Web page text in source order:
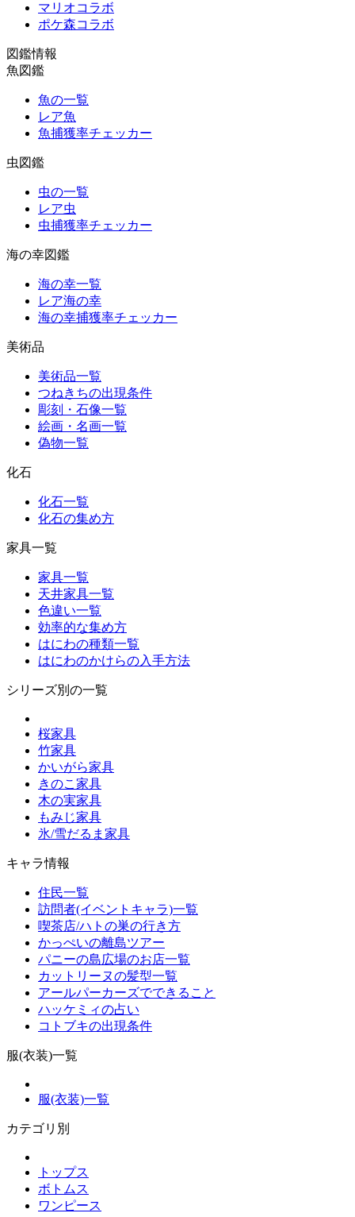
マリオコラボ
ポケ森コラボ
図鑑情報
魚図鑑
魚の一覧
レア魚
魚捕獲率チェッカー
虫図鑑
虫の一覧
レア虫
虫捕獲率チェッカー
海の幸図鑑
海の幸一覧
レア海の幸
海の幸捕獲率チェッカー
美術品
美術品一覧
つねきちの出現条件
彫刻・石像一覧
絵画・名画一覧
偽物一覧
化石
化石一覧
化石の集め方
家具一覧
家具一覧
天井家具一覧
色違い一覧
効率的な集め方
はにわの種類一覧
はにわのかけらの入手方法
シリーズ別の一覧
桜家具
竹家具
かいがら家具
きのこ家具
木の実家具
もみじ家具
氷/雪だるま家具
キャラ情報
住民一覧
訪問者(イベントキャラ)一覧
喫茶店/ハトの巣の行き方
かっぺいの離島ツアー
パニーの島広場のお店一覧
カットリーヌの髪型一覧
アールパーカーズでできること
ハッケミィの占い
コトブキの出現条件
服(衣装)一覧
服(衣装)一覧
カテゴリ別
トップス
ボトムス
ワンピース